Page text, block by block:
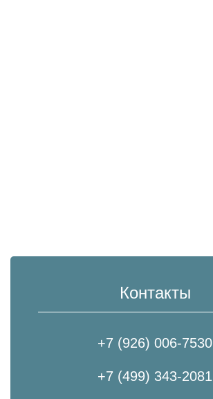
Контакты
+7 (926) 006-7530
+7 (499) 343-2081